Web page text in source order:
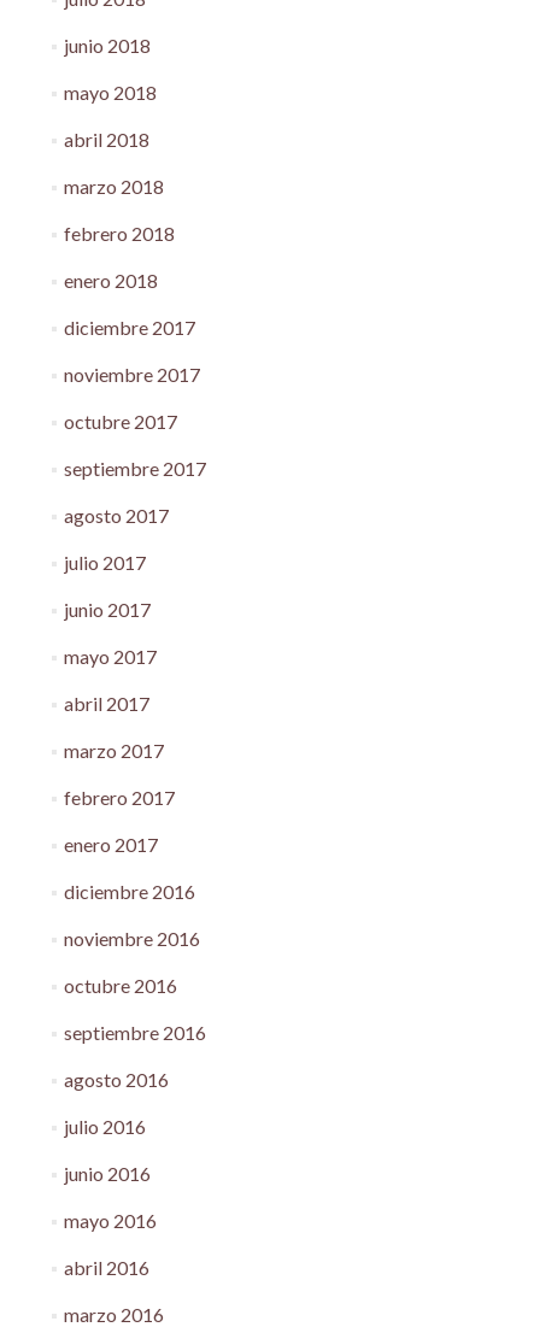
junio 2018
mayo 2018
abril 2018
marzo 2018
febrero 2018
enero 2018
diciembre 2017
noviembre 2017
octubre 2017
septiembre 2017
agosto 2017
julio 2017
junio 2017
mayo 2017
abril 2017
marzo 2017
febrero 2017
enero 2017
diciembre 2016
noviembre 2016
octubre 2016
septiembre 2016
agosto 2016
julio 2016
junio 2016
mayo 2016
abril 2016
marzo 2016